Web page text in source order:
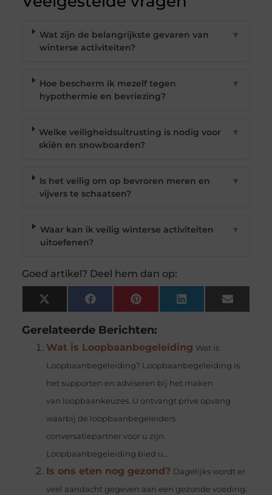
Wat zijn de belangrijkste gevaren van
winterse activiteiten?
▼
Hoe bescherm ik mezelf tegen
hypothermie en bevriezing?
▼
Welke veiligheidsuitrusting is nodig voor
skiën en snowboarden?
▼
Is het veilig om op bevroren meren en
vijvers te schaatsen?
▼
Waar kan ik veilig winterse activiteiten
uitoefenen?
▼
Goed artikel? Deel hem dan op:
X
(Twitter)
FacebookPinterest LinkedIn Email
Gerelateerde Berichten:
Wat is Loopbaanbegeleiding Wat is
Loopbaanbegeleiding? Loopbaanbegeleiding is
het supporten en adviseren bij het maken
van loopbaankeuzes. U ontvangt prive opvang
waarbij de loopbaanbegeleiders
conversatiepartner voor u zijn.
Loopbaanbegeleiding bied u...
Is ons eten nog gezond? Dagelijks wordt er
veel aandacht gegeven aan een gezonde voeding.